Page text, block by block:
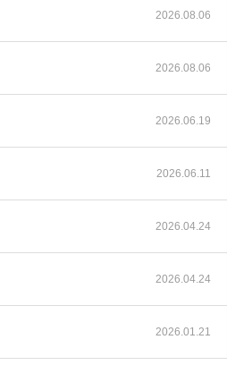
2026.08.06
2026.08.06
2026.06.19
2026.06.11
2026.04.24
2026.04.24
2026.01.21